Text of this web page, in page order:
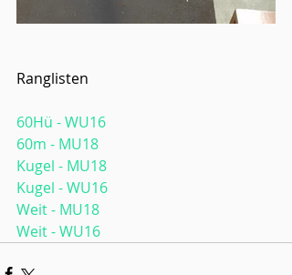
Ranglisten
60Hü - WU16
60m - MU18
Kugel - MU18
Kugel - WU16
Weit - MU18
Weit - WU16